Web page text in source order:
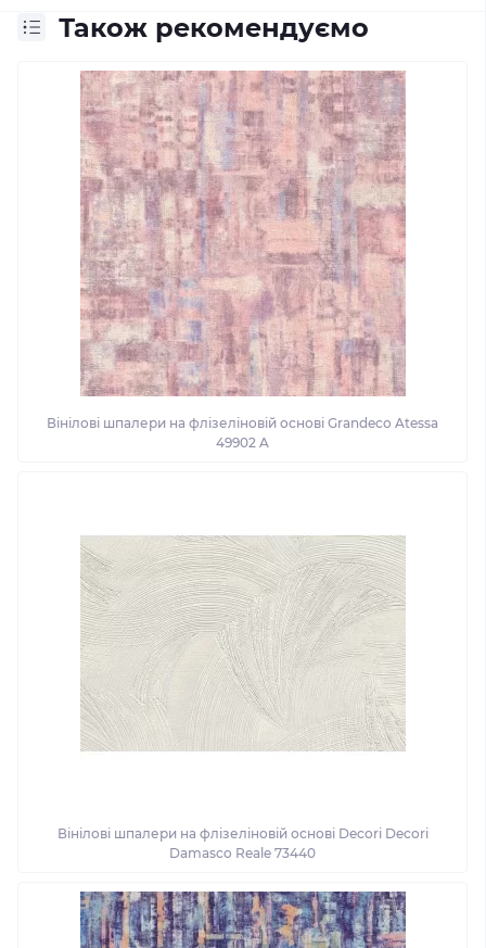
Також рекомендуємо
Вінілові шпалери на флізеліновій основі Grandeco Atessa
49902 A
Вінілові шпалери на флізеліновій основі Decori Decori
Damasco Reale 73440